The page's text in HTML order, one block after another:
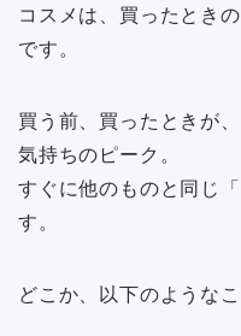
コスメは、買ったとき
です。
買う前、買ったときが
気持ちのピーク。
すぐに他のものと同じ
す。
どこか、以下のような